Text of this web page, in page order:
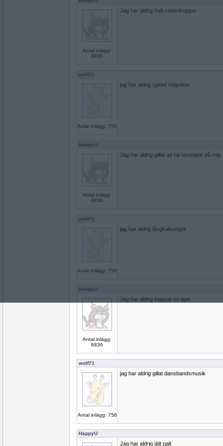
Antal inlägg:
6836
Jag har aldrig haft vattenkoppor
wolf71
Antal inlägg: 756
jag har aldrig spelat nätpoker
HappyU
Antal inlägg:
6836
Jag har aldrig gillat att ha strumpor på mig
wolf71
Antal inlägg: 756
jag har aldrig långkalsonger
HappyU
Antal inlägg:
6836
Jag har aldrig klappat en tiger.
wolf71
Antal inlägg: 756
jag har aldrig gillat dansbandsmusik
HappyU
Jag har aldrig ätit palt